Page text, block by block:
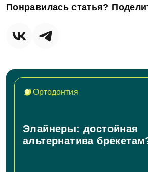
Понравилась статья?
Ортодонтия
Элайнеры: достойная
альтернатива